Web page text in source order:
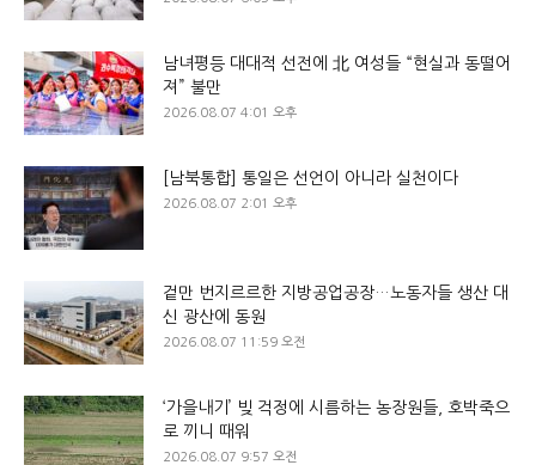
남녀평등 대대적 선전에 北 여성들 “현실과 동떨어
져” 불만
2026.08.07 4:01 오후
[남북통합] 통일은 선언이 아니라 실천이다
2026.08.07 2:01 오후
겉만 번지르르한 지방공업공장…노동자들 생산 대
신 광산에 동원
2026.08.07 11:59 오전
‘가을내기’ 빚 걱정에 시름하는 농장원들, 호박죽으
로 끼니 때워
2026.08.07 9:57 오전